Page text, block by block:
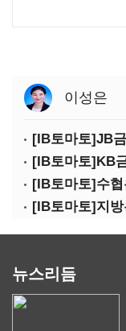
이성은
뉴스리듬